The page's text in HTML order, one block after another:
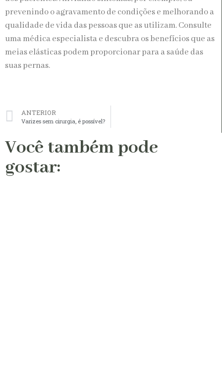
prevenindo o agravamento de condições e melhorando a
qualidade de vida das pessoas que as utilizam. Consulte
uma médica especialista e descubra os benefícios que as
meias elásticas podem proporcionar para a saúde das
suas pernas.
ANTERIOR
Varizes sem cirurgia, é possível?
Você também pode
gostar: